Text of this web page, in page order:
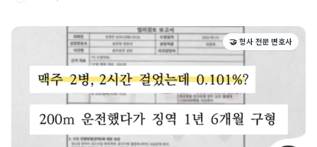
🤝 형사 전문 변호사